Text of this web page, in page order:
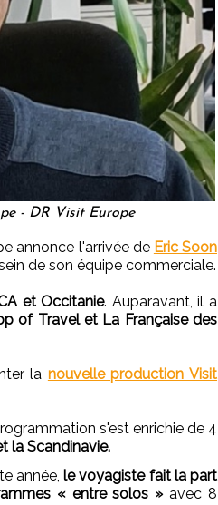
- DR Visit Europe
annonce l'arrivée de Eric Soon
de son équipe commerciale.
et Occitanie. Auparavant, il a
of Travel et La Française des
la nouvelle production Visit
s'est enrichie de 4
la Scandinavie.
année, le voyagiste fait la part
« entre solos »avec 8